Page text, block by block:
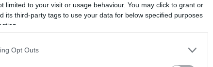
limited to your visit or usage behaviour. You may click to grant or
its third-party tags to use your data for below specified purposes
Opt Outs